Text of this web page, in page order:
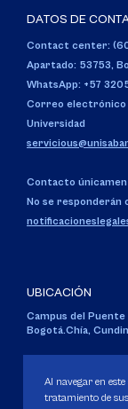
DATOS DE
Contact center:
Apartado: 53753,
WhatsApp: +57
Correo electrónico
Universidad
Contacto
No se responderán
UBICACIÓN
Campus del Puente
Bogotá.Chía,
Personería Jurídica:
Ministerio de
Al navegar en
tratamiento de